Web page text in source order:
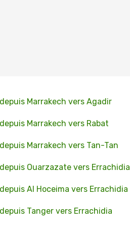
Marrakech vers Agadir
Marrakech vers Rabat
Marrakech vers Tan-Tan
Ouarzazate vers Errachidia
Al Hoceima vers Errachidia
Tanger vers Errachidia